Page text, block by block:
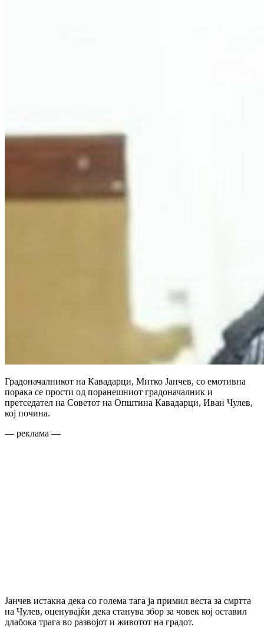
Градоначалникот на Кавадарци, Митко Јанчев, со емотивна
порака се прости од поранешниот градоначалник и
претседател на Советот на Општина Кавадарци, Иван Чулев,
кој почина.
— реклама —
Јанчев истакна дека со голема тага ја примил веста за смртта
на Чулев, оценувајќи дека станува збор за човек кој оставил
длабока трага во развојот и животот на градот.